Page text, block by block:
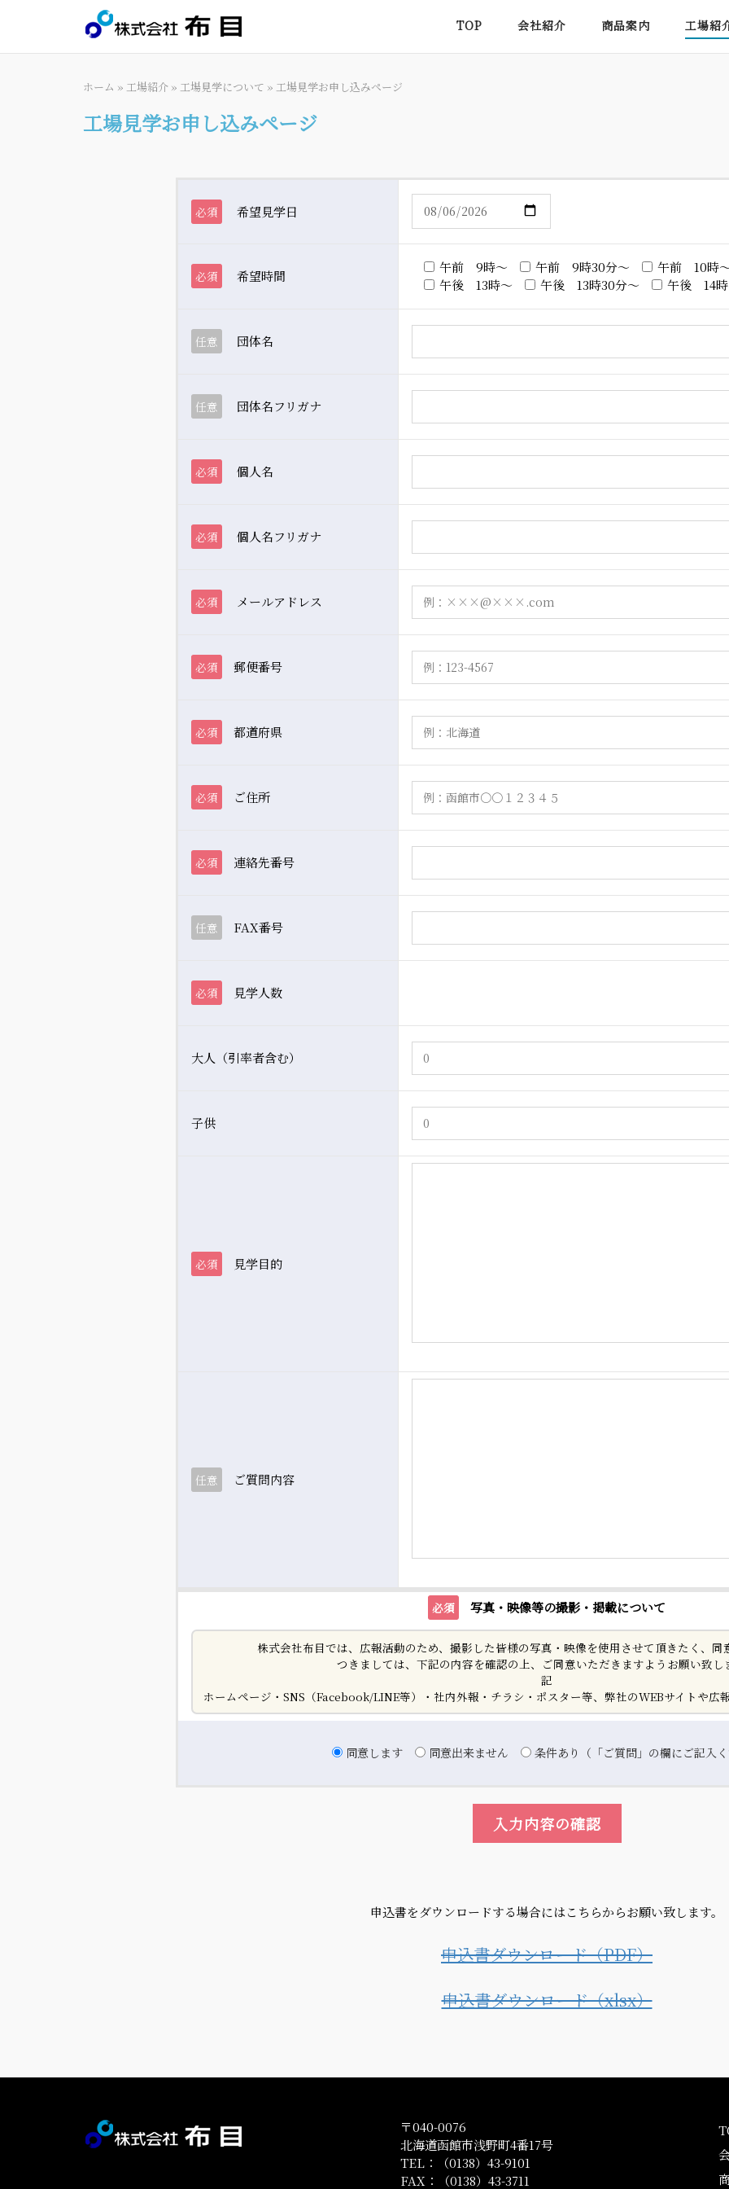
content
TOP 会社紹介 商品案内 工場紹
ホーム » 工場紹介 » 工場見学について » 工場見学お申し込みページ
工場見学お申し込みページ
必須 希望見学日
必須 希望時間
午前 9時～ 午前 9時30分～
午前 10時
午後 13時～
午後 13時30分～ 午後 14
任意 団体名
任意 団体名フリガナ
必須 個人名
必須 個人名フリガナ
必須 メールアドレス
必須 郵便番号
必須 都道府県
必須 ご住所
必須 連絡先番号
任意 FAX番号
必須 見学人数
大人（引率者含む）
子供
必須 見学目的
任意 ご質問内容
必須 写真・映像等の撮影・掲載について
株式会社布目では、広報活動のため、撮影した皆様の写真・映像を使用させて頂きたく、同
つきましては、下記の内容を確認の上、ご同意いただきますようお願い致し
記
ホームページ・SNS（Facebook/LINE等）・社内外報・チラシ・ポスター等、弊社のWEBサイトや広
同意します 同意出来ません 条件あり（「ご質問」の欄にご記入
申込書をダウンロードする場合にはこちらからお願い致します。
申込書ダウンロード（PDF）
申込書ダウンロード（xlsx）
〒040-0076
北海道函館市浅野町4番17号
TEL：（0138）43-9101
FAX：（0138）43-3711